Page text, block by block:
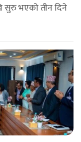
भएको तीन दिने
साथ भब्य साथ